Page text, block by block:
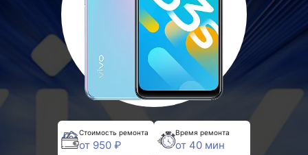
Стоимость ремонта
от 950 ₽
Время ремонта
от 40 мин